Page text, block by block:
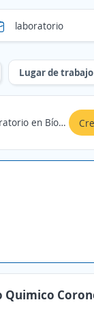
Lugar de trabajo
en Bíobío